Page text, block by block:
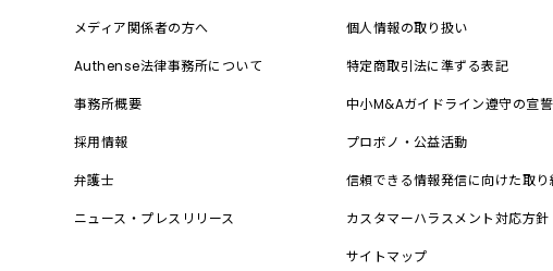
メディア関係者の方へ
Authense法律事務所について
事務所概要
採用情報
弁護士
ニュース・プレスリリース
個人情報の取り扱い
特定商取引法に準ずる表記
中小M&Aガイドライン遵守の宣誓
プロボノ・公益活動
信頼できる情報発信に向けた取り
カスタマーハラスメント対応方針
サイトマップ